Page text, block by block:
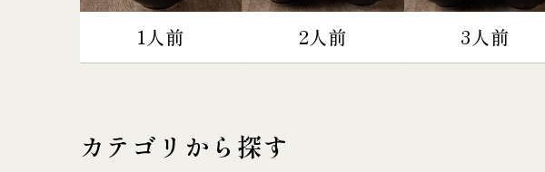
1人前 2人前 3人前
カテゴリから探す